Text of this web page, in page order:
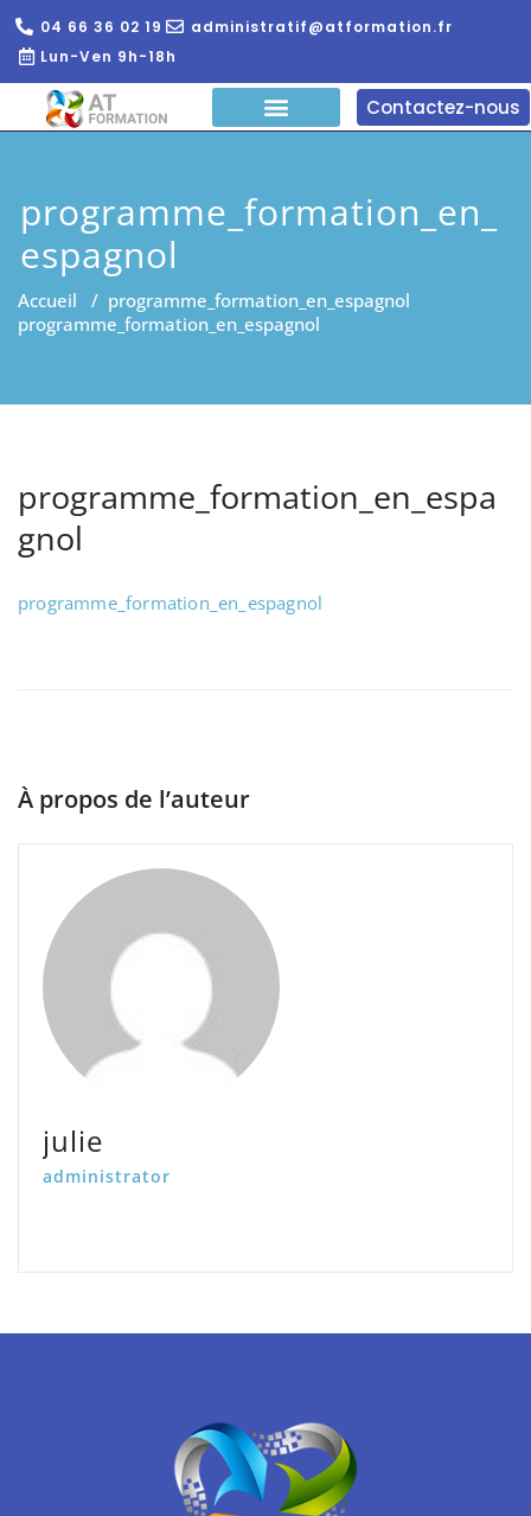
04 66 36 02 19
administratif@atformation.fr
Lun-Ven 9h-18h
Contactez-nous
programme_formation_en_
espagnol
Accueil / programme_formation_en_espagnol
programme_formation_en_espagnol
programme_formation_en_espa
gnol
programme_formation_en_espagnol
À propos de l’auteur
julie
administrator